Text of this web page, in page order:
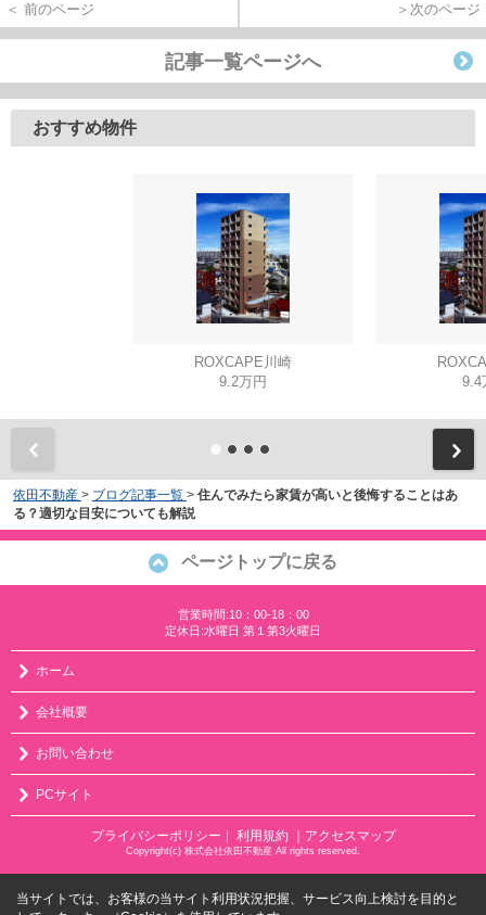
＜ 前のページ ＞次のページ
記事一覧ページへ
おすすめ物件
ROXCAPE川崎
9.2万円
9.4
依田不動産 > ブログ記事一覧 > 住んでみたら家賃が高いと後悔することはあ
る？適切な目安についても解説
ページトップに戻る
営業時間:10：00-18：00
定休日:水曜日 第１第3火曜日
ホーム
会社概要
お問い合わせ
PCサイト
プライバシーポリシー 利用規約 ｜アクセスマップ
Copyright(c) 株式会社依田不動産 All rights reserved.
当サイトでは、お客様の当サイト利用状況把握、サービス向上検討を目的と